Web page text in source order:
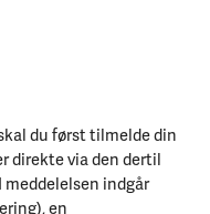
du først tilmelde din
direkte via den dertil
indgår
en